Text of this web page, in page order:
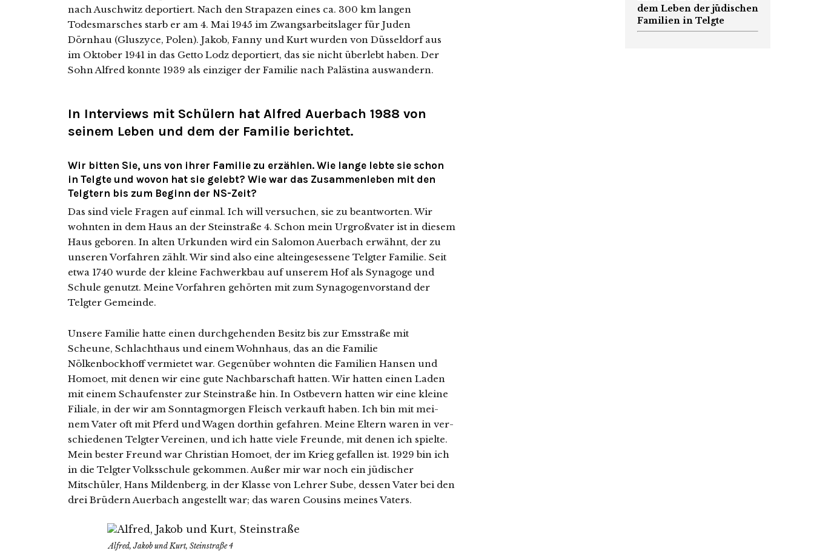
nach Auschwitz depor­tiert. Nach den Strapazen eines ca. 300 km lan­gen
Todesmarsches starb er am 4. Mai 1945 im Zwangsarbeitslager für Juden
Dörnhau (Gluszyce, Polen). Jakob, Fanny und Kurt wur­den von Düsseldorf aus
im Oktober 1941 in das Getto Lodz depor­tiert, das sie nicht über­lebt haben. Der
Sohn Alfred konn­te 1939 als ein­zi­ger der Familie nach Palästina auswandern.
In Interviews mit Schülern hat Alfred Auerbach 1988 von
seinem Leben und dem der Familie berichtet.
Wir bitten Sie, uns von ihrer Familie zu erzählen. Wie lange lebte sie schon
in Telgte und wovon hat sie gelebt? Wie war das Zusammenleben mit den
Telgtern bis zum Beginn der NS-Zeit?
Das sind vie­le Fragen auf ein­mal. Ich will ver­su­chen, sie zu beant­wor­ten. Wir
wohn­ten in dem Haus an der Steinstraße 4. Schon mein Urgroßvater ist in die­sem
Haus gebo­ren. In alten Urkunden wird ein Salomon Auerbach erwähnt, der zu
unse­ren Vorfahren zählt. Wir sind also eine alt­ein­ge­ses­se­ne Telgter Familie. Seit
etwa 1740 wur­de der klei­ne Fachwerkbau auf unse­rem Hof als Synagoge und
Schule genutzt. Meine Vorfahren gehör­ten mit zum Synagogenvorstand der
Telgter Gemeinde.
Unsere Familie hat­te einen durch­ge­hen­den Besitz bis zur Emsstraße mit
Scheune, Schlachthaus und einem Wohnhaus, das an die Familie
Nölkenbockhoff ver­mie­tet war. Gegenüber wohn­ten die Familien Hansen und
Homoet, mit denen wir eine gute Nachbarschaft hat­ten. Wir hat­ten einen Laden
mit einem Schaufenster zur Steinstraße hin. In Ostbevern hat­ten wir eine klei­ne
Filiale, in der wir am Sonntagmorgen Fleisch ver­kauft haben. Ich bin mit mei­
nem Vater oft mit Pferd und Wagen dort­hin gefah­ren. Meine Eltern waren in ver­
schie­de­nen Telgter Vereinen, und ich hat­te vie­le Freunde, mit denen ich spiel­te.
Mein bes­ter Freund war Christian Homoet, der im Krieg gefal­len ist. 1929 bin ich
in die Telgter Volksschule gekom­men. Außer mir war noch ein jüdi­scher
Mitschüler, Hans Mildenberg, in der Klasse von Lehrer Sube, des­sen Vater bei den
drei Brüdern Auerbach ange­stellt war; das waren Cousins mei­nes Vaters.
Alfred, Jakob und Kurt, Steinstraße 4
dem Leben der jüdischen
Familien in Telgte